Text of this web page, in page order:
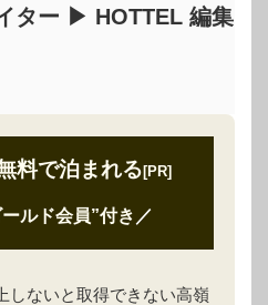
ター ▶ HOTTEL 編集
料で泊まれる[PR]
ルド会員”付き ／
しないと取得できない高嶺